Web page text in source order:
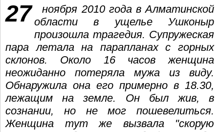
27
ноября 2010 года в Алматинской
области в ущелье Ушконыр
произошла трагедия. Супружеская
пара летала на парапланах с горных
склонов. Около 16 часов женщина
неожиданно потеряла мужа из виду.
Обнаружила она его примерно в 18.30,
лежащим на земле. Он был жив, в
сознании, но не мог пошевелиться.
Женщина тут же вызвала "скорую